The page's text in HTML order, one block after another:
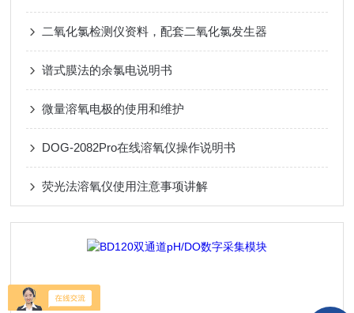
二氧化氯检测仪资料，配套二氧化氯发生器
谱式膜法的余氯电说明书
微量溶氧电极的使用和维护
DOG-2082Pro在线溶氧仪操作说明书
荧光法溶氧仪使用注意事项讲解